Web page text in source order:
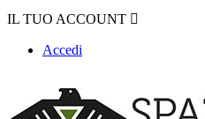
IL TUO ACCOUNT 
Accedi